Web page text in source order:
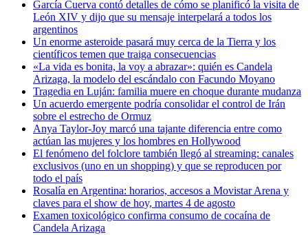
García Cuerva contó detalles de cómo se planificó la visita de
León XIV y dijo que su mensaje interpelará a todos los
argentinos
Un enorme asteroide pasará muy cerca de la Tierra y los
científicos temen que traiga consecuencias
«La vida es bonita, la voy a abrazar»: quién es Candela
Arizaga, la modelo del escándalo con Facundo Moyano
Tragedia en Luján: familia muere en choque durante mudanza
Un acuerdo emergente podría consolidar el control de Irán
sobre el estrecho de Ormuz
Anya Taylor-Joy marcó una tajante diferencia entre como
actúan las mujeres y los hombres en Hollywood
El fenómeno del folclore también llegó al streaming: canales
exclusivos (uno en un shopping) y que se reproducen por
todo el país
Rosalía en Argentina: horarios, accesos a Movistar Arena y
claves para el show de hoy, martes 4 de agosto
Examen toxicológico confirma consumo de cocaína de
Candela Arizaga